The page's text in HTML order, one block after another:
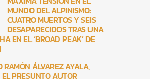
MUNDO DEL ALPINISMO:
CUATRO MUERTOS Y SEIS
DESAPARECIDOS TRAS UNA
EN EL ‘BROAD PEAK’ DE
RAMÓN ÁLVAREZ AYALA,
EL PRESUNTO AUTOR